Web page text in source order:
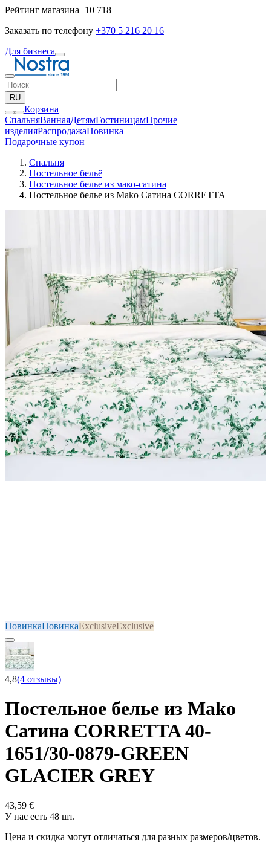
Рейтинг магазина+10 718
Заказать по телефону +370 5 216 20 16
Для бизнеса
RU
Корзина
СпальняВаннаяДетямГостиницамПрочие
изделияPаспродажаНовинка
Подарочные купон
Спальня
Постельное бельё
Постельное белье из мако-сатина
Постельное белье из Mako Сатина CORRETTA
НовинкаНовинкаExclusiveExclusive
4,8(4 отзывы)
Постельное белье из Mako
Сатина CORRETTA 40-
1651/30-0879-GREEN
GLACIER GREY
43,59 €
У нас есть 48 шт.
Цена и скидка могут отличаться для разных размеров/цветов.